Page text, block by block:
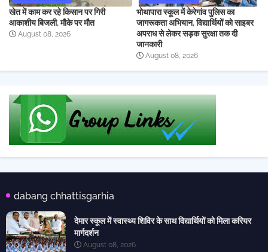
खेत में काम कर रहे किसान पर गिरी
आकाशीय बिजली, मौके पर मौत
August 08, 2026
भोथापारा स्कूल में केरेगांव पुलिस का
जागरूकता अभियान, विद्यार्थियों को साइबर
अपराध से लेकर सड़क सुरक्षा तक दी
जानकारी
August 08, 2026
dabang chhattisgarhia
देमार स्कूल में स्वास्थ्य शिविर के साथ विद्यार्थियों को मिला करियर
मार्गदर्शन
August 08, 2026